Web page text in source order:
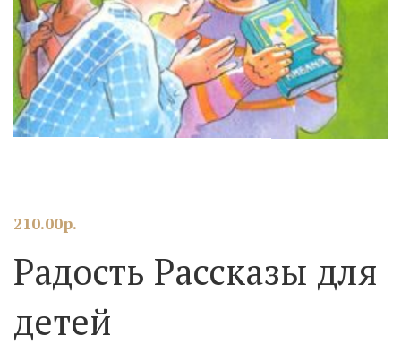
210.00р.
Радость Рассказы для
детей